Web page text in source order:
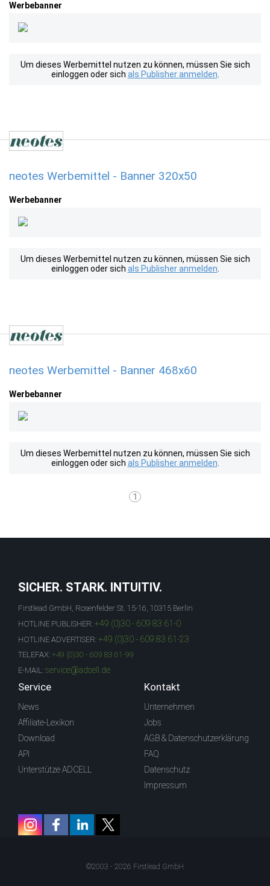
Werbebanner
Um dieses Werbemittel nutzen zu können, müssen Sie sich
einloggen oder sich als Publisher anmelden
neotes Werbemittel - Banner 320x50
Werbebanner
Um dieses Werbemittel nutzen zu können, müssen Sie sich
einloggen oder sich als Publisher anmelden
neotes Werbemittel - Banner 468x60
Werbebanner
Um dieses Werbemittel nutzen zu können, müssen Sie sich
einloggen oder sich als Publisher anmelden
1
SICHER. STARK. INTUITIV.
Firstlead GmbH, Rosenfelder St. 15-16, 10315 Berlin
HOTLINE PUBLISHER: +49 (0)30 - 609 83 61-0
HOTLINE ADVERTISER: +49 (0)30 - 609 83 61-23
TELEFAX: +49 (0)30 - 609 83 61-99
E-MAIL: service@adcell.de
Service
News
Affiliate-Lexikon
Download
API
Unterstütze ADCELL
Kontakt
Unternehmen
Jobs
AGB & Datenschutzerklärung
FAQ
Datenschutz
Impressum
©2003 - 2026 Firstlead GmbH